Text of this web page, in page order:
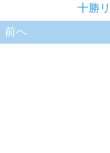
十勝
前へ